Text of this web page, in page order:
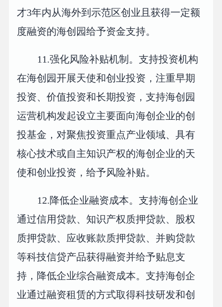
才3年内从海外到示范区创业且获得一定额
度融资的海创园给予资金支持。
11.强化风险补贴机制。支持投资机构
在海创园开展天使和创业投资，注重早期
投资、价值投资和长期投资，支持海创园
运营机构发起设立主要面向海创企业的创
投基金，对聚焦投资重点产业领域、具有
核心技术或自主知识产权的海创企业的天
使和创业投资，给予风险补贴。
12.降低企业融资成本。支持海创企业
通过信用贷款、知识产权质押贷款、股权
质押贷款、应收账款质押贷款、并购贷款
等科技信贷产品获得融资并给予贴息支
持，降低企业综合融资成本。支持海创企
业通过融资租赁的方式取得科技研发和创